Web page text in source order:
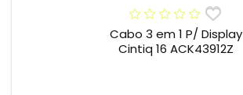
Cabo 3 em 1 P/ Display
Cintiq 16 ACK43912Z